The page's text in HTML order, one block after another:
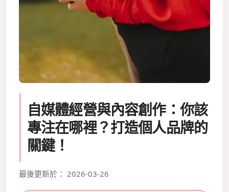
自媒體經營與內容創作：你該
專注在哪裡？打造個人品牌的
關鍵！
最後更新於： 2026-03-26